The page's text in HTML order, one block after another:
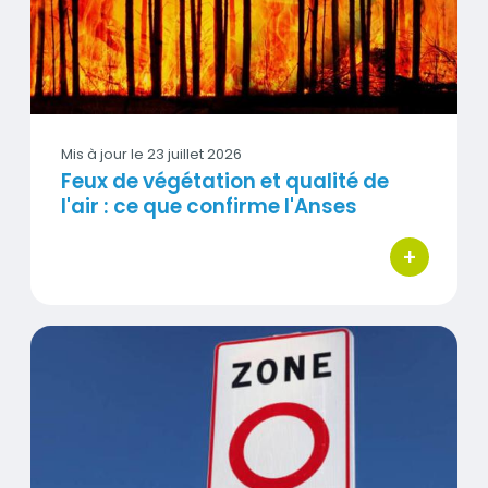
Mis à jour le 23 juillet 2026
Feux de végétation et qualité de
l'air : ce que confirme l'Anses
+
bouton
ZFE : de nouvelles données confirment leur intérêt pour